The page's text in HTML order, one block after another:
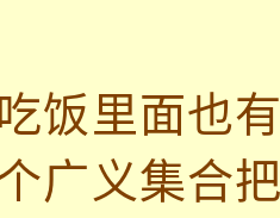
饭里面也
广义集合